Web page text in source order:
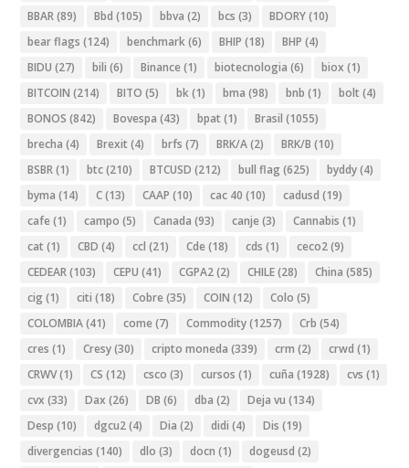
BBAR(89) Bbd (105) bbva (2) bcs (3) BDORY(10)
bear flags (124) benchmark(6) BHIP (18) BHP (4)
BIDU (27) bili (6) Binance (1) biotecnologia (6) biox (1)
BITCOIN (214) BITO (5) bk(1) bma (98) bnb (1) bolt (4)
BONOS (842) Bovespa (43) bpat (1) Brasil (1055)
brecha (4) Brexit (4) brfs (7) BRK/A(2) BRK/B (10)
BSBR(1) btc(210) BTCUSD (212) bull flag (625) byddy(4)
byma (14) C(13) CAAP (10) cac 40 (10) cadusd (19)
cafe (1) campo (5) Canada (93) canje (3) Cannabis (1)
cat (1) CBD (4) ccl (21) Cde (18) cds (1) ceco2(9)
CEDEAR(103) CEPU (41) CGPA2(2) CHILE(28) China (585)
cig (1) citi (18) Cobre (35) COIN (12) Colo (5)
COLOMBIA(41) come (7) Commodity(1257) Crb (54)
cres (1) Cresy(30) cripto moneda (339) crm (2) crwd (1)
CRWV(1) CS (12) csco (3) cursos (1) cuña (1928) cvs (1)
cvx (33) Dax (26) DB (6) dba (2) Deja vu (134)
Desp (10) dgcu2(4) Dia (2) didi (4) Dis (19)
divergencias (140) dlo (3) docn (1) dogeusd (2)